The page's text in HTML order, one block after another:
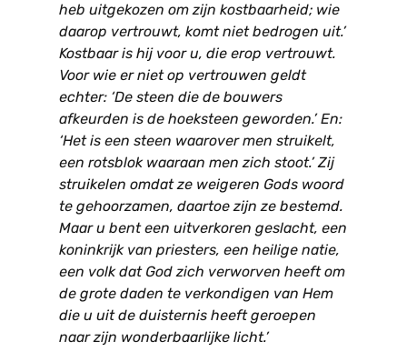
heb uitgekozen om zijn kostbaarheid; wie
daarop vertrouwt, komt niet bedrogen uit.’
Kostbaar is hij voor u, die erop vertrouwt.
Voor wie er niet op vertrouwen geldt
echter: ‘De steen die de bouwers
afkeurden is de hoeksteen geworden.’ En:
‘Het is een steen waarover men struikelt,
een rotsblok waaraan men zich stoot.’ Zij
struikelen omdat ze weigeren Gods woord
te gehoorzamen, daartoe zijn ze bestemd.
Maar u bent een uitverkoren geslacht, een
koninkrijk van priesters, een heilige natie,
een volk dat God zich verworven heeft om
de grote daden te verkondigen van Hem
die u uit de duisternis heeft geroepen
naar zijn wonderbaarlijke licht.’